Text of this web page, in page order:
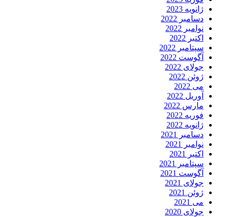
ژانویه 2023
دسامبر 2022
نوامبر 2022
اکتبر 2022
سپتامبر 2022
آگوست 2022
جولای 2022
ژوئن 2022
می 2022
آوریل 2022
مارس 2022
فوریه 2022
ژانویه 2022
دسامبر 2021
نوامبر 2021
اکتبر 2021
سپتامبر 2021
آگوست 2021
جولای 2021
ژوئن 2021
می 2021
جولای 2020